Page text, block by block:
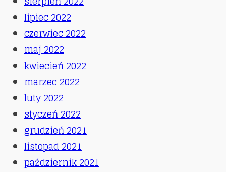
lipiec 2022
czerwiec 2022
maj 2022
kwiecień 2022
marzec 2022
luty 2022
styczeń 2022
grudzień 2021
listopad 2021
październik 2021